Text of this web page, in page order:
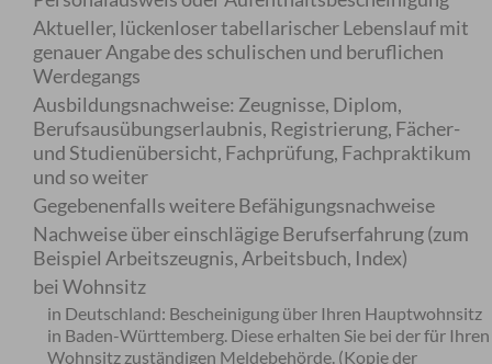
Aktueller, lückenloser tabellarischer Lebenslauf mit
genauer Angabe des schulischen und beruflichen
Werdegangs
Ausbildungsnachweise: Zeugnisse, Diplom,
Berufsausübungserlaubnis, Registrierung, Fächer-
und Studienübersicht, Fachprüfung, Fachpraktikum
und so weiter
Gegebenenfalls weitere Befähigungsnachweise
Nachweise über einschlägige Berufserfahrung (zum
Beispiel Arbeitszeugnis, Arbeitsbuch, Index)
bei Wohnsitz
in Deutschland: Bescheinigung über Ihren Hauptwohnsitz
in Baden-Württemberg. Diese erhalten Sie bei der für Ihren
Wohnsitz zuständigen Meldebehörde. (Kopie der